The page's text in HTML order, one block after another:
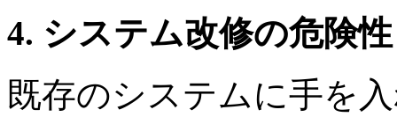
4. システム改修の危険性
既存のシステムに手を